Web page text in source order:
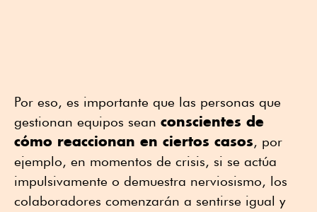
Por eso, es importante que las personas que
gestionan equipos sean conscientes de
cómo reaccionan en ciertos casos, por
ejemplo, en momentos de crisis, si se actúa
impulsivamente o demuestra nerviosismo, los
colaboradores comenzarán a sentirse igual y